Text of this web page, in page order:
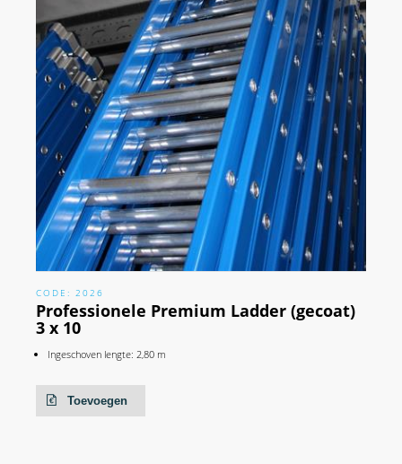
CODE: 2026
Professionele Premium Ladder (gecoat)
3 x 10
Ingeschoven lengte: 2,80 m
Toevoegen